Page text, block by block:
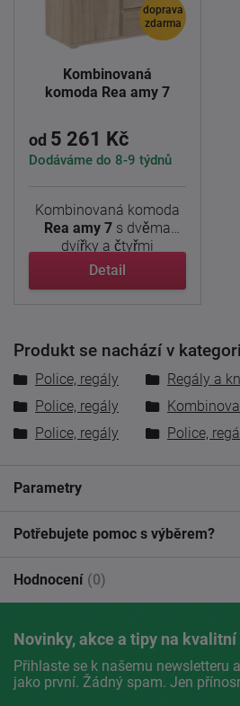
doprava
zdarma
Kombinovaná
komoda Rea amy 7
od 5 261 Kč
Dodáváme do 8-9 týdnů
Kombinovaná komoda
Rea amy 7 s dvěma
dvířky a čtyřmi
zásuvkami je ...
Detail
Produkt se nachází v
Police, regály
Regály a
Police, regály
Police, regály
Police,
Parametry
Potřebujete pomoc s výběrem?
Hodnocení (0)
Novinky, akce a tipy na kvalitní
Přihlaste se k našemu newsletteru
jako první. Žádný spam. Jen